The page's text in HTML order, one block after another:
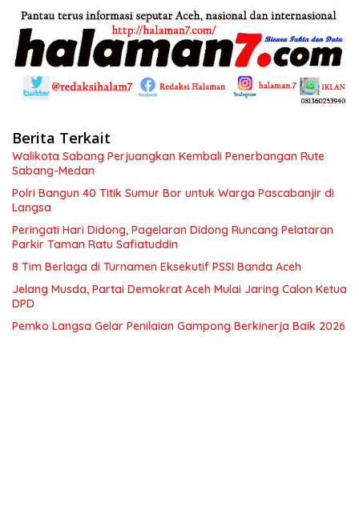
Berita Terkait
Walikota Sabang Perjuangkan Kembali Penerbangan Rute
Sabang-Medan
Polri Bangun 40 Titik Sumur Bor untuk Warga Pascabanjir di
Langsa
Peringati Hari Didong, Pagelaran Didong Runcang Pelataran
Parkir Taman Ratu Safiatuddin
8 Tim Berlaga di Turnamen Eksekutif PSSI Banda Aceh
Jelang Musda, Partai Demokrat Aceh Mulai Jaring Calon Ketua
DPD
Pemko Langsa Gelar Penilaian Gampong Berkinerja Baik 2026